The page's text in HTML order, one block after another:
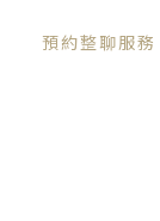
預約整聊服務